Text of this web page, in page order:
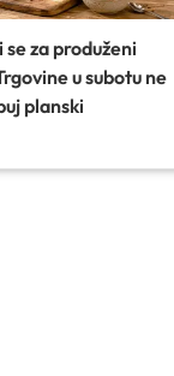
za produženi
u subotu ne
planski